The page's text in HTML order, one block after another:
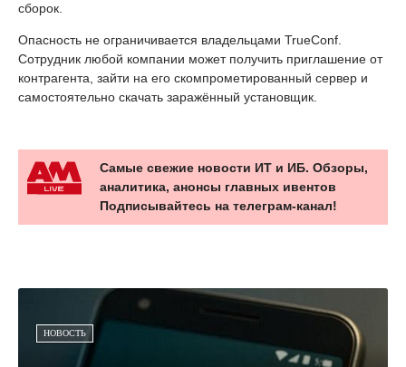
сборок.
Опасность не ограничивается владельцами TrueConf.
Сотрудник любой компании может получить приглашение от
контрагента, зайти на его скомпрометированный сервер и
самостоятельно скачать заражённый установщик.
Самые свежие новости ИТ и ИБ. Обзоры,
аналитика, анонсы главных ивентов
Подписывайтесь на телеграм-канал!
НОВОСТЬ